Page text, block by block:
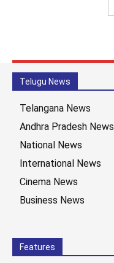
Telugu News
Telangana News
Andhra Pradesh News
National News
International News
Cinema News
Business News
Features